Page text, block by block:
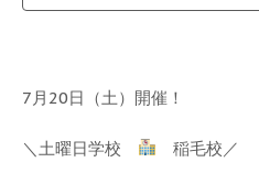
7月20日（土）開催！
＼土曜日学校 稲毛校／